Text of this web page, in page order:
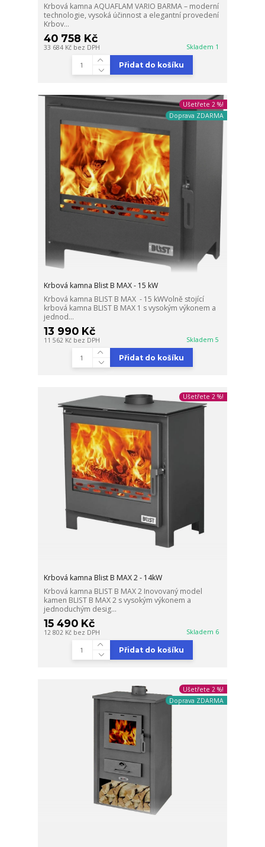
Krbová kamna AQUAFLAM VARIO BARMA – moderní
technologie, vysoká účinnost a elegantní provedení
Krbov...
40 758 Kč
33 684 Kč bez DPH Skladem 1
Přidat do košíku
Ušetřete 2 %!
Doprava ZDARMA
Krbová kamna Blist B MAX - 15 kW
Krbová kamna BLIST B MAX - 15 kWVolně stojící
krbová kamna BLIST B MAX 1 s vysokým výkonem a
jednod...
13 990 Kč
11 562 Kč bez DPH Skladem 5
Přidat do košíku
Ušetřete 2 %!
Krbová kamna Blist B MAX 2 - 14kW
Krbová kamna BLIST B MAX 2 Inovovaný model
kamen BLIST B MAX 2 s vysokým výkonem a
jednoduchým desig...
15 490 Kč
12 802 Kč bez DPH Skladem 6
Přidat do košíku
Ušetřete 2 %!
Doprava ZDARMA